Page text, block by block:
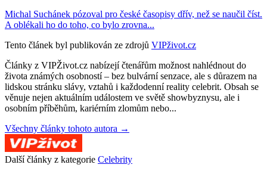
Michal Suchánek pózoval pro české časopisy dřív, než se naučil číst.
A oblékali ho do toho, co bylo zrovna...
Tento článek byl publikován ze zdrojů VIPživot.cz
Články z VIPŽivot.cz nabízejí čtenářům možnost nahlédnout do
života známých osobností – bez bulvární senzace, ale s důrazem na
lidskou stránku slávy, vztahů i každodenní reality celebrit. Obsah se
věnuje nejen aktuálním událostem ve světě showbyznysu, ale i
osobním příběhům, kariérním zlomům nebo...
Všechny články tohoto autora →
Další články z kategorie Celebrity